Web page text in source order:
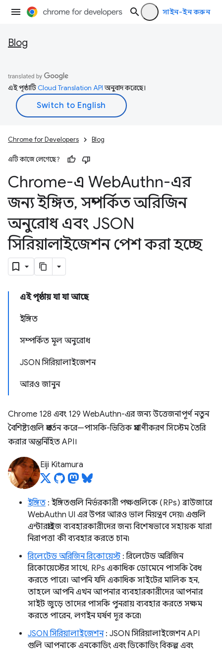
সাইন-ইন করুন
Blog
এই পৃষ্ঠাটিCloud Translation APIঅনুবাদ করেছে।
Chrome for Developers Blog
এটি কাজে লেগেছে?
Chrome-এ WebAuthn-এর
জন্য ইঙ্গিত, সম্পর্কিত অরিজিন
অনুরোধ এবং JSON
সিরিয়ালাইজেশন পেশ করা হচ্ছে
এই পৃষ্ঠায় যা যা আছে
ইঙ্গিত
সম্পর্কিত মূল অনুরোধ
JSON সিরিয়ালাইজেশন
আরও জানুন
Chrome 128 এবং 129 WebAuthn-এর জন্য উত্তেজনাপূর্ণ নতুন
বৈশিষ্ট্যগুলি প্রবর্তন করে—পাসকি-ভিত্তিক প্রমাণীকরণ সিস্টেম তৈরি
করার অন্তর্নিহিত API।
Eiji Kitamura
ইঙ্গিত : ইঙ্গিতগুলি নির্ভরকারী পক্ষগুলিকে (RPs) ব্রাউজারে
WebAuthn UI এর উপর আরও ভাল নিয়ন্ত্রণ দেয়৷ এগুলি
এন্টারপ্রাইজ ব্যবহারকারীদের জন্য বিশেষভাবে সহায়ক যারা
নিরাপত্তা কী ব্যবহার করতে চান৷
রিলেটেড অরিজিন রিকোয়েস্ট: রিলেটেড অরিজিন
রিকোয়েস্টের সাথে, RPs একাধিক ডোমেনে পাসকি বৈধ
করতে পারে। আপনি যদি একাধিক সাইটের মালিক হন,
তাহলে আপনি এখন আপনার ব্যবহারকারীদের আপনার
সাইট জুড়ে তাদের পাসকি পুনরায় ব্যবহার করতে সক্ষম
করতে পারেন, লগইন ঘর্ষণ দূর করে৷
JSON সিরিয়ালাইজেশন: JSON সিরিয়ালাইজেশন API
গুলি আপনাকে এনকোডিং এবং ডিকোডিং বিকল্প এবং